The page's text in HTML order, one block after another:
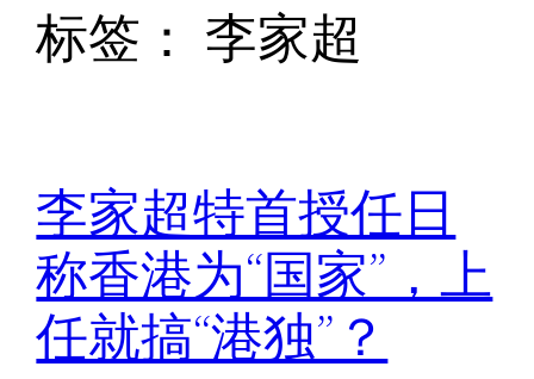
标签： 李家超
李家超特首授任日
称香港为“国家”，上
任就搞“港独”？